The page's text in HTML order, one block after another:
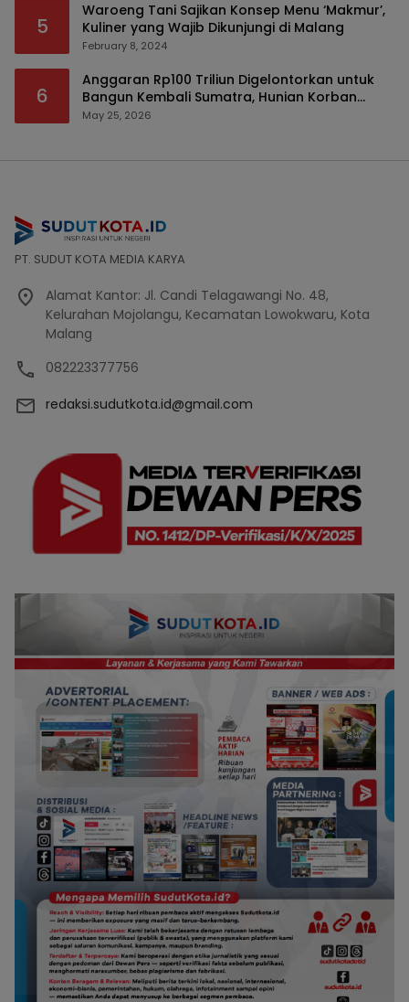
5
Waroeng Tani Sajikan Konsep Menu ‘Makmur’,
Kuliner yang Wajib Dikunjungi di Malang
February 8, 2024
6
Anggaran Rp100 Triliun Digelontorkan untuk
Bangun Kembali Sumatra, Hunian Korban
Bencana Bakal Difokuskan
May 25, 2026
PT. SUDUT KOTA MEDIA KARYA
Alamat Kantor: Jl. Candi Telagawangi No. 48,
Kelurahan Mojolangu, Kecamatan Lowokwaru, Kota
Malang
082223377756
redaksi.sudutkota.id@gmail.com